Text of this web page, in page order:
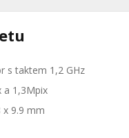
s taktem 1,2 GHz
a 1,3Mpix
x 9.9 mm